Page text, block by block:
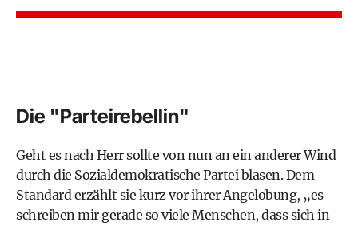
Die "Parteirebellin"
Geht es nach Herr sollte von nun an ein anderer Wind
durch die Sozialdemokratische Partei blasen. Dem
Standard erzählt sie kurz vor ihrer Angelobung, „es
schreiben mir gerade so viele Menschen, dass sich in